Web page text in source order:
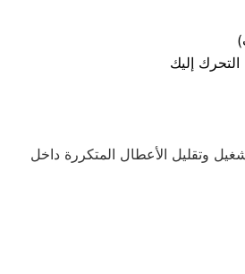
وتقليل الأعطال المتكررة داخل